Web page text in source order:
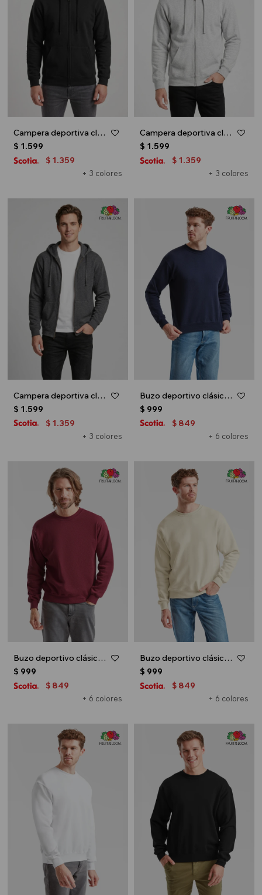
Campera deportiva clásica con capucha - UNISEX - Negro
+ 3 colores
$ 1.599
$ 1.359
Campera deportiva clásica con capucha - UNISEX - Gris melange claro
+ 3 colores
$ 1.599
$ 1.359
Campera deportiva clásica con capucha - UNISEX - Gris melange oscuro
+ 3 colores
$ 1.599
$ 1.359
Buzo deportivo clásico escote redondo - UNISEX - Azul marino
+ 6 colores
$ 999
$ 849
Buzo deportivo clásico escote redondo - UNISEX - Bordo
+ 6 colores
$ 999
$ 849
Buzo deportivo clásico escote redondo - UNISEX - Natural
+ 6 colores
$ 999
$ 849